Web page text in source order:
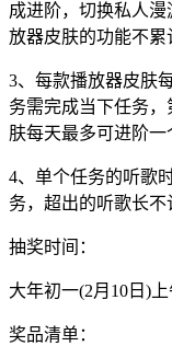
成进阶，切换私人
放器皮肤的功能不累
3、每款播放器皮肤
务需完成当下任务
肤每天最多可进阶一
4、单个任务的听歌
务，超出的听歌长不
抽奖时间：
大年初一(2月10日)
奖品清单：